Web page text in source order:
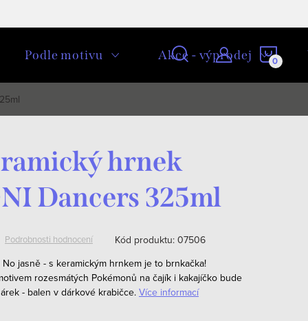
Podle motivu Akce - výprodej
hrnek
Dancers 325ml
Podrobnosti hodnocení Kód produktu: 07506
jasně - s keramickým hrnkem je to brnkačka!
rozesmátých Pokémonů na čajík i kakajíčko bude
- balen v dárkové krabičce. Více informací